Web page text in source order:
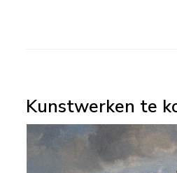
Kunstwerken te